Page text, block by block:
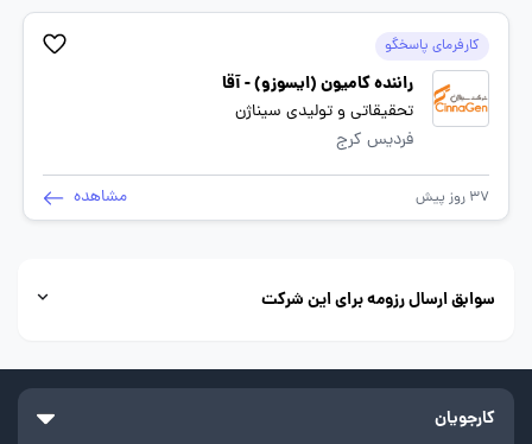
کارفرمای پاسخگو
راننده کامیون (ایسوزو) - آقا
تحقیقاتی و تولیدی سیناژن
فردیس کرج
37 روز پیش مشاهده
سوابق ارسال رزومه برای این شرکت
کارجویان